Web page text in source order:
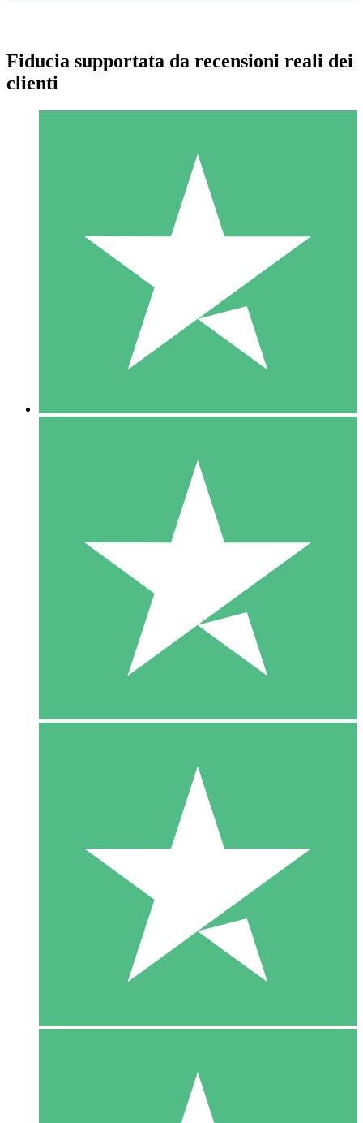
Pacchetti di Crediti Individuali
Paga a consumo con crediti di download. Nessun impegno
1 Download
10
US$1500
10 Download
20
Fiducia supportata da recensioni reali dei
clienti